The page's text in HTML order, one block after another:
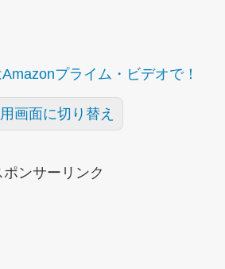
プライム・ビデオで！
画面に切り替え
ポンサーリンク